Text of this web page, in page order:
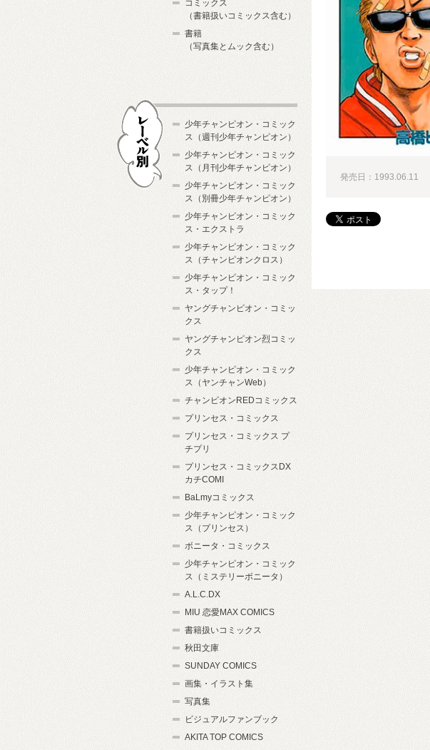
発売日：1993.06.11
コミックス
（書籍扱いコミックス含む）
書籍
（写真集とムック含む）
少年チャンピオン・コミック
ス（週刊少年チャンピオン）
少年チャンピオン・コミック
ス（月刊少年チャンピオン）
少年チャンピオン・コミック
ス（別冊少年チャンピオン）
少年チャンピオン・コミック
ス・エクストラ
少年チャンピオン・コミック
ス（チャンピオンクロス）
少年チャンピオン・コミック
ス・タップ！
ヤングチャンピオン・コミッ
クス
ヤングチャンピオン烈コミッ
クス
少年チャンピオン・コミック
ス（ヤンチャンWeb）
チャンピオンREDコミックス
プリンセス・コミックス
プリンセス・コミックス プ
チプリ
プリンセス・コミックスDX
カチCOMI
BaLmyコミックス
少年チャンピオン・コミック
ス（プリンセス）
ボニータ・コミックス
少年チャンピオン・コミック
ス（ミステリーボニータ）
A.L.C.DX
MIU 恋愛MAX COMICS
書籍扱いコミックス
秋田文庫
SUNDAY COMICS
画集・イラスト集
写真集
ビジュアルファンブック
AKITA TOP COMICS